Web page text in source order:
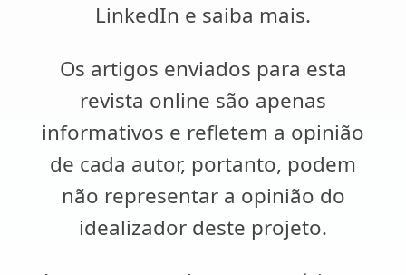
LinkedIn e saiba mais.
Os artigos enviados para esta
revista online são apenas
informativos e refletem a opinião
de cada autor, portanto, podem
não representar a opinião do
idealizador deste projeto.